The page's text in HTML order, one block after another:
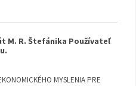
M. R. Štefánika Používateľ
MYSLENIA PRE